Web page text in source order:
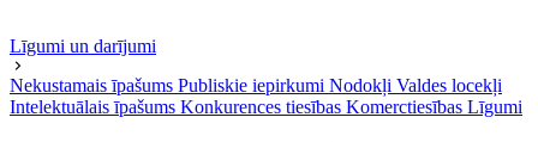
Līgumi un darījumi
Nekustamais īpašums Publiskie iepirkumi Nodokļi Valdes locekļi
Intelektuālais īpašums Konkurences tiesības Komerctiesības Līgumi